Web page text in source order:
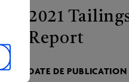
2021
Report
DATE DE PUBLICATION